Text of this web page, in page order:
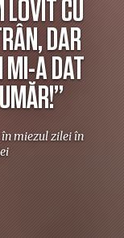
CU
DAR
MI-A DAT
în miezul zilei în